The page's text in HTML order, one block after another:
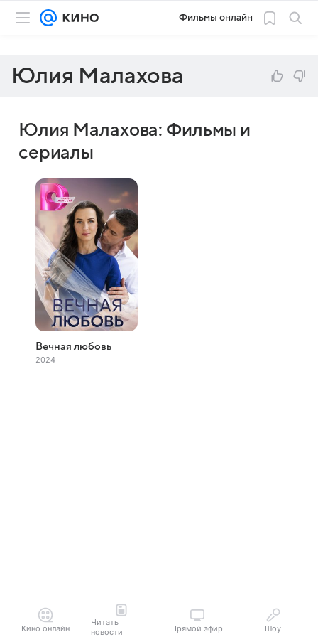
Фильмы онлайн
Юлия Малахова
Юлия Малахова: Фильмы и
сериалы
Вечная любовь
2024
Кино онлайн
Читать
новости
Прямой эфир Шоу